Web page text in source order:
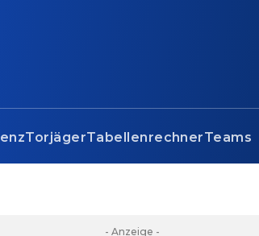
TorjägerTabellenrechnerTeams
- Anzeige -